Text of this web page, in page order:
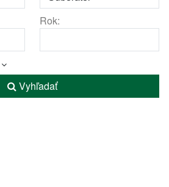
Rok:
Vyhľadať